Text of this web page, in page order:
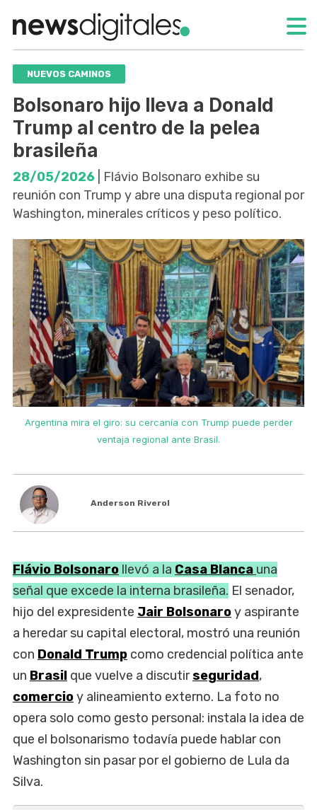
NUEVOS CAMINOS
Bolsonaro hijo lleva a Donald
Trump al centro de la pelea
brasileña
28/05/2026 | Flávio Bolsonaro exhibe su
reunión con Trump y abre una disputa regional por
Washington, minerales críticos y peso político.
Argentina mira el giro: su cercanía con Trump puede perder
ventaja regional ante Brasil.
Anderson Riverol
Flávio Bolsonaro llevó a la Casa Blanca una
señal que excede la interna brasileña. El senador,
hijo del expresidente Jair Bolsonaroy aspirante
a heredar su capital electoral, mostró una reunión
con Donald Trump como credencial política ante
un Brasil que vuelve a discutirseguridad,
comercioy alineamiento externo. La foto no
opera solo como gesto personal: instala la idea de
que el bolsonarismo todavía puede hablar con
Washington sin pasar por el gobierno de Lula da
Silva.